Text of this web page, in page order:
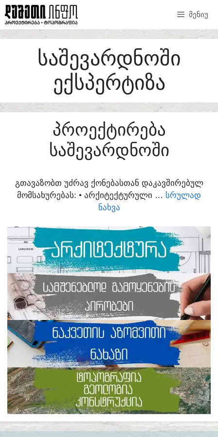
SKIP
TO
CONTENT
ᲛᲔᲜᲘᲣ
ᲡᲐᲨᲔᲕᲐᲠᲓᲜᲝᲨᲘ
ᲔᲥᲡᲞᲔᲠᲢᲘᲖᲐ
ᲞᲠᲝᲔᲥᲢᲘᲠᲔᲑᲐ
ᲡᲐᲨᲔᲕᲐᲠᲓᲜᲝᲨᲘ
ᲒᲗᲐᲕᲐᲖᲝᲑᲗ ᲣᲫᲠᲐᲕ ᲥᲝᲜᲔᲑᲐᲡᲗᲐᲜ ᲓᲐᲙᲐᲕᲨᲘᲠᲔᲑᲣᲚ
ᲛᲝᲛᲡᲐᲮᲣᲠᲔᲑᲐᲡ:​ • ᲐᲠᲥᲘᲢᲔᲥᲢᲣᲠᲣᲚᲘ … ᲡᲠᲣᲚᲐᲓ
ᲜᲐᲮᲕᲐ